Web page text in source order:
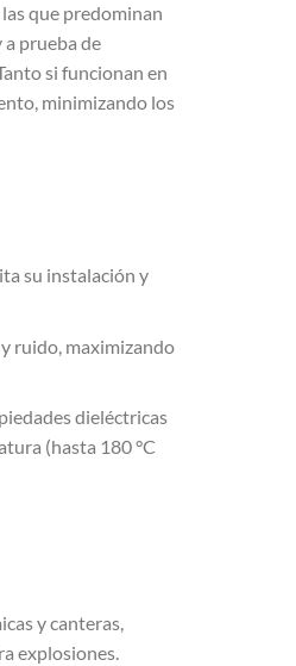
que predominan
a prueba de
si funcionan en
minimizando los
su instalación y
ruido, maximizando
dieléctricas
(hasta 180 °C
y canteras,
explosiones.